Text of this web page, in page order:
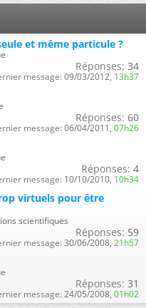
et même particule ?
Réponses: 34
message: 09/03/2012, 13h37
Réponses: 60
message: 06/04/2011, 07h26
Réponses: 4
message: 10/10/2010, 10h34
virtuels pour être
scientifiques
Réponses: 59
message: 30/06/2008, 21h57
Réponses: 31
message: 24/05/2008, 01h02